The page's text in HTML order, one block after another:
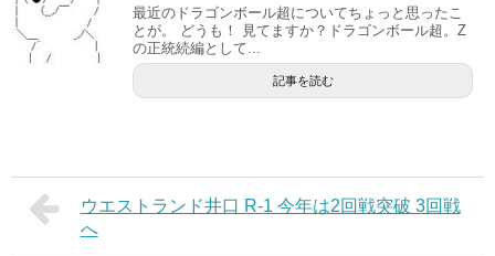
最近のドラゴンボール超についてちょっと思ったこ
とが。 どうも！ 見てますか？ドラゴンボール超。Z
の正統続編として...
記事を読む
ウエストランド井口 R-1 今年は2回戦突破 3回戦
へ